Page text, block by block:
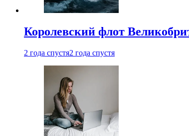
Королевский флот
2 года спустя2 года спустя